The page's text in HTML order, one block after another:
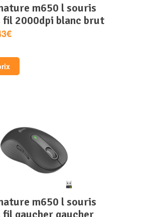
fil 2000dpi blanc brut
gaucher gaucher